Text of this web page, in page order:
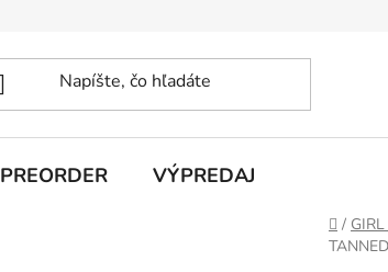
PREORDER VÝPREDAJ
Domov
/